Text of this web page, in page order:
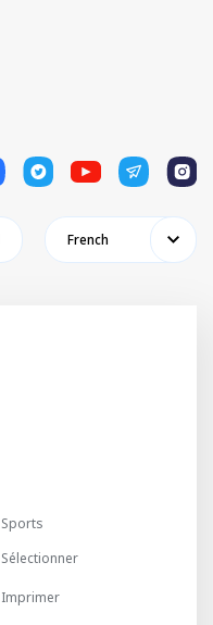
1 1 1 1
French
Sports
Sélectionner
Imprimer